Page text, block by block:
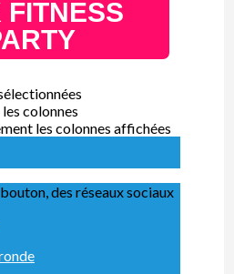
FITNESS